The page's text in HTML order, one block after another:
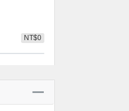
NT$0